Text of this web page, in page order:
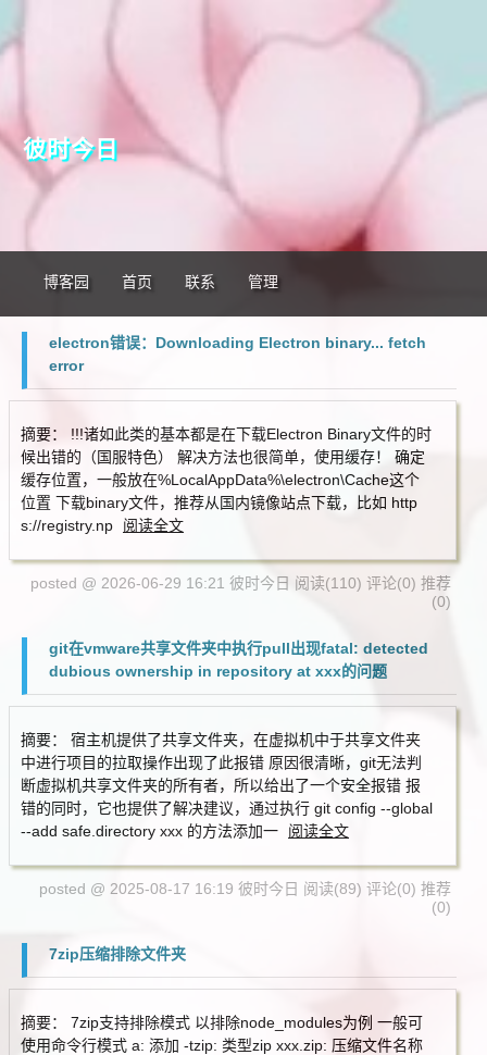
彼时今日
博客园 首页 联系 管理
electron错误：Downloading Electron binary... fetch
error
摘要： !!!诸如此类的基本都是在下载Electron Binary文件的时
候出错的（国服特色） 解决方法也很简单，使用缓存！ 确定
缓存位置，一般放在%LocalAppData%\electron\Cache这个
位置 下载binary文件，推荐从国内镜像站点下载，比如 http
s://registry.np
阅读全文
posted @ 2026-06-29 16:21 彼时今日 阅读(110) 评论(0) 推荐
(0)
git在vmware共享文件夹中执行pull出现fatal: detected
dubious ownership in repository at xxx的问题
摘要： 宿主机提供了共享文件夹，在虚拟机中于共享文件夹
中进行项目的拉取操作出现了此报错 原因很清晰，git无法判
断虚拟机共享文件夹的所有者，所以给出了一个安全报错 报
错的同时，它也提供了解决建议，通过执行 git config --global
--add safe.directory xxx 的方法添加一
阅读全文
posted @ 2025-08-17 16:19 彼时今日 阅读(89) 评论(0) 推荐
(0)
7zip压缩排除文件夹
摘要： 7zip支持排除模式 以排除node_modules为例 一般可
使用命令行模式 a: 添加 -tzip: 类型zip xxx.zip: 压缩文件名称